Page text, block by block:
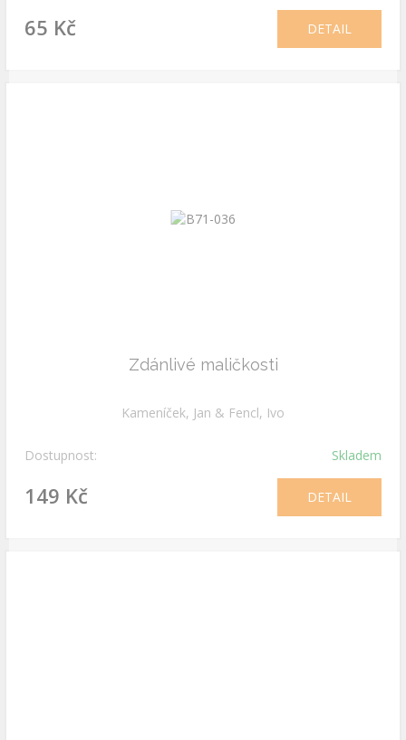
65 Kč DETAIL
Zdánlivé maličkosti
Kameníček, Jan & Fencl, Ivo
Dostupnost: Skladem
149 Kč DETAIL